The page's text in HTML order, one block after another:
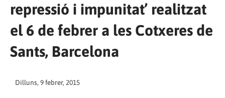
repressió i impunitat’ realitzat
el 6 de febrer a les Cotxeres de
Sants, Barcelona
Dilluns, 9 febrer, 2015